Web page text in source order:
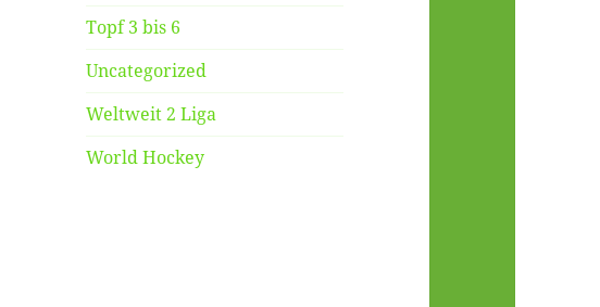
Topf 3 bis 6
Uncategorized
Weltweit 2 Liga
World Hockey